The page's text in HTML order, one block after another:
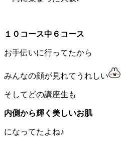
１０コース中６コース
お手伝いに行ってたから
みんなの顔が見れてうれしい
そしてどの講座生も
内側から輝く美しいお肌
になってたよね♪